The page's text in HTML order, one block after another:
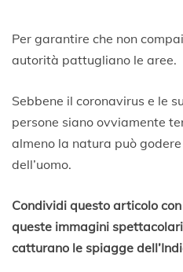
Per garantire che non
autorità pattugliano le aree.
Sebbene il coronavirus e le
persone siano ovviamente
almeno la natura può
dell’uomo.
Condividi questo articolo
queste immagini
catturano le spiagge